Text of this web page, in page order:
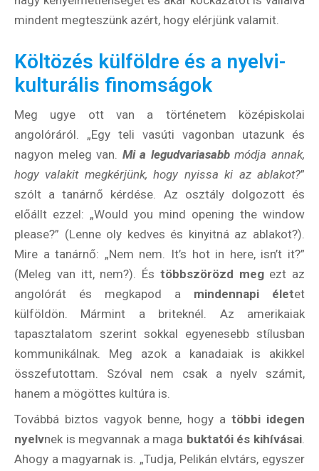
Válaszd ki az ajándékod amit
Világkörüli
ízutazás
Külföldre
Kaland -
játék -
kockázat
100
Utazási
poszter
Feliratkozom
Felhasználási feltételek
mindent megteszünk azért, hogy elérjünk valamit.
Költözés külföldre és a nyelvi-
kulturális finomságok
Meg ugye ott van a történetem középiskolai
angolóráról. „Egy teli vasúti vagonban utazunk és
nagyon meleg van. Mi a legudvariasabbmódja annak,
hogy valakit megkérjünk, hogy nyissa ki az ablakot?”
szólt a tanárnő kérdése. Az osztály dolgozott és
előállt ezzel: „Would you mind opening the window
please?” (Lenne oly kedves és kinyitná az ablakot?).
Mire a tanárnő: „Nem nem. It’s hot in here, isn’t it?”
(Meleg van itt, nem?). És többszörözd megezt az
angolórát és megkapod a mindennapi életet
külföldön. Mármint a briteknél. Az amerikaiak
tapasztalatom szerint sokkal egyenesebb stílusban
kommunikálnak. Meg azok a kanadaiak is akikkel
összefutottam. Szóval nem csak a nyelv számit,
hanem a mögöttes kultúra is.
Továbbá biztos vagyok benne, hogy a többi idegen
nyelvnek is megvannak a maga buktatói és kihívásai.
Ahogy a magyarnak is. „Tudja, Pelikán elvtárs, egyszer